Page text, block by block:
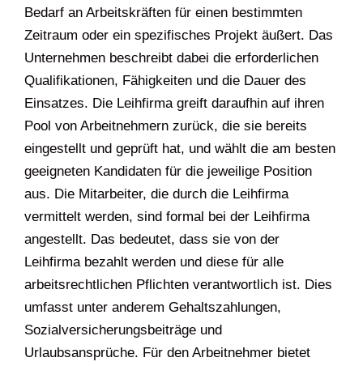
Bedarf an Arbeitskräften für einen bestimmten
Zeitraum oder ein spezifisches Projekt äußert. Das
Unternehmen beschreibt dabei die erforderlichen
Qualifikationen, Fähigkeiten und die Dauer des
Einsatzes. Die Leihfirma greift daraufhin auf ihren
Pool von Arbeitnehmern zurück, die sie bereits
eingestellt und geprüft hat, und wählt die am besten
geeigneten Kandidaten für die jeweilige Position
aus. Die Mitarbeiter, die durch die Leihfirma
vermittelt werden, sind formal bei der Leihfirma
angestellt. Das bedeutet, dass sie von der
Leihfirma bezahlt werden und diese für alle
arbeitsrechtlichen Pflichten verantwortlich ist. Dies
umfasst unter anderem Gehaltszahlungen,
Sozialversicherungsbeiträge und
Urlaubsansprüche. Für den Arbeitnehmer bietet